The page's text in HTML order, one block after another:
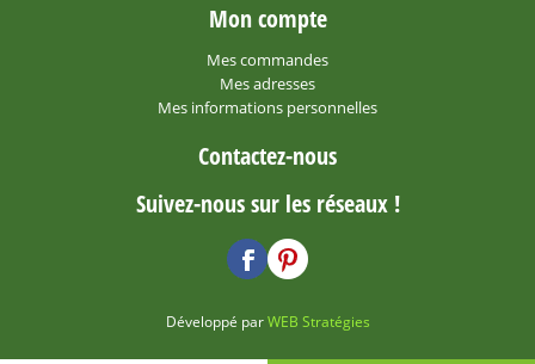
Mon compte
Mes commandes
Mes adresses
Mes informations personnelles
Contactez-nous
Suivez-nous sur les réseaux !
Développé parWEB Stratégies